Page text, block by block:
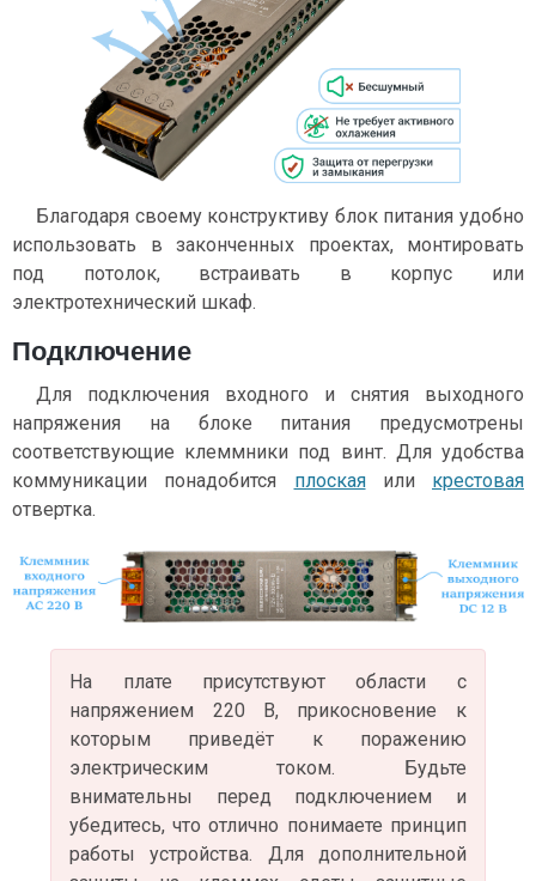
Благодаря своему конструктиву блок питания удобно
использовать в законченных проектах, монтировать
под потолок, встраивать в корпус или
электротехнический шкаф.
Подключение
Для подключения входного и снятия выходного
напряжения на блоке питания предусмотрены
соответствующие клеммники под винт. Для удобства
коммуникации понадобится плоскаяили крестовая
отвертка.
На плате присутствуют области с
напряжением 220 В, прикосновение к
которым приведёт к поражению
электрическим током. Будьте
внимательны перед подключением и
убедитесь, что отлично понимаете принцип
работы устройства. Для дополнительной